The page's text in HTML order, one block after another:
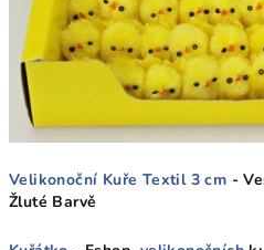
Velikonoční Kuře Textil 3 cm -
Žluté Barvě